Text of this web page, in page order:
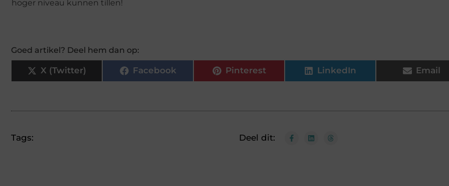
hoger niveau kunnen tillen!
Goed artikel? Deel hem dan op:
X (Twitter) Facebook Pinterest LinkedIn Email
Tags: Deel dit: